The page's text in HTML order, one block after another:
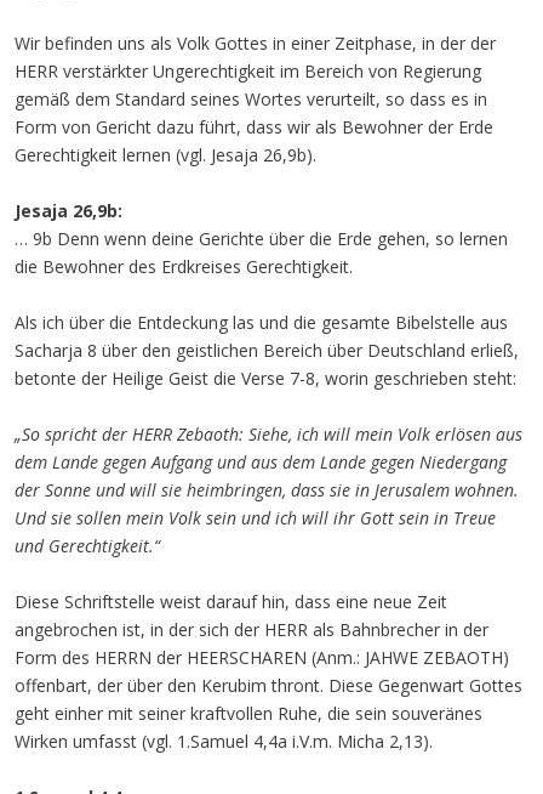
Wir befinden uns als Volk Gottes in einer Zeitphase, in der der
HERR verstärkter Ungerechtigkeit im Bereich von Regierung
gemäß dem Standard seines Wortes verurteilt, so dass es in
Form von Gericht dazu führt, dass wir als Bewohner der Erde
Gerechtigkeit lernen (vgl. Jesaja 26,9b).
Jesaja 26,9b:
… 9b Denn wenn deine Gerichte über die Erde gehen, so lernen
die Bewohner des Erdkreises Gerechtigkeit.
Als ich über die Entdeckung las und die gesamte Bibelstelle aus
Sacharja 8 über den geistlichen Bereich über Deutschland erließ,
betonte der Heilige Geist die Verse 7-8, worin geschrieben steht:
„So spricht der HERR Zebaoth: Siehe, ich will mein Volk erlösen aus
dem Lande gegen Aufgang und aus dem Lande gegen Niedergang
der Sonne und will sie heimbringen, dass sie in Jerusalem wohnen.
Und sie sollen mein Volk sein und ich will ihr Gott sein in Treue
und Gerechtigkeit.“
Diese Schriftstelle weist darauf hin, dass eine neue Zeit
angebrochen ist, in der sich der HERR als Bahnbrecher in der
Form des HERRN der HEERSCHAREN (Anm.: JAHWE ZEBAOTH)
offenbart, der über den Kerubim thront. Diese Gegenwart Gottes
geht einher mit seiner kraftvollen Ruhe, die sein souveränes
Wirken umfasst (vgl. 1.Samuel 4,4a i.V.m. Micha 2,13).